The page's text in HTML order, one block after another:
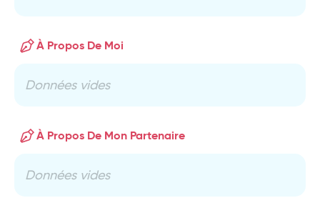
À Propos De Moi
Données vides
À Propos De Mon Partenaire
Données vides